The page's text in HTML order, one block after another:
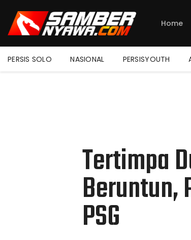
Home
PERSIS SOLO NASIONAL PERSISYOUTH
Tertimpa
Beruntun,
PSG